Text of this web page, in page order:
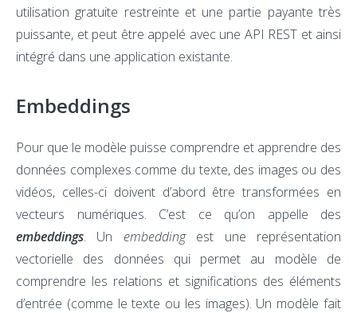
utilisation gratuite restreinte et une partie payante très
puissante, et peut être appelé avec une API REST et ainsi
intégré dans une application existante.
Embeddings
Pour que le modèle puisse comprendre et apprendre des
données complexes comme du texte, des images ou des
vidéos, celles-ci doivent d’abord être transformées en
vecteurs numériques. C’est ce qu’on appelle des
embeddings. Un embeddingest une représentation
vectorielle des données qui permet au modèle de
comprendre les relations et significations des éléments
d’entrée (comme le texte ou les images). Un modèle fait